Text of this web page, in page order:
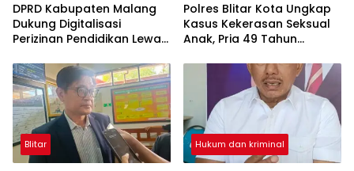
DPRD Kabupaten Malang
Dukung Digitalisasi
Perizinan Pendidikan Lewat
Polres Blitar Kota Ungkap
Kasus Kekerasan Seksual
Anak, Pria 49 Tahun
Blitar Hukum dan kriminal